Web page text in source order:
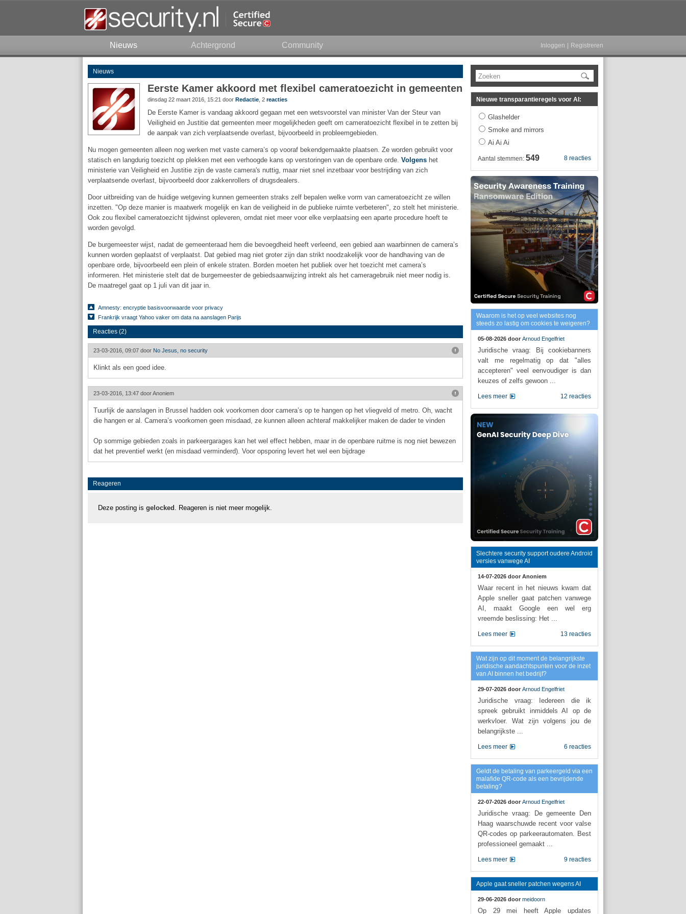
Nieuws Achtergrond Community Inloggen Registreren
Nieuws
Eerste Kamer akkoord met flexibel cameratoezicht in gemeenten
dinsdag 22 maart 2016, 15:21 door Redactie , 2 reacties
De Eerste Kamer is vandaag akkoord gegaan met een wetsvoorstel van minister Van der Steur van
Veiligheid en Justitie dat gemeenten meer mogelijkheden geeft om cameratoezicht flexibel in te zetten bij
de aanpak van zich verplaatsende overlast, bijvoorbeeld in probleemgebieden.
Nu mogen gemeenten alleen nog werken met vaste camera’s op vooraf bekendgemaakte plaatsen. Ze worden gebruikt voor
statisch en langdurig toezicht op plekken met een verhoogde kans op verstoringen van de openbare orde. Volgens het
ministerie van Veiligheid en Justitie zijn de vaste camera's nuttig, maar niet snel inzetbaar voor bestrijding van zich
verplaatsende overlast, bijvoorbeeld door zakkenrollers of drugsdealers.
Door uitbreiding van de huidige wetgeving kunnen gemeenten straks zelf bepalen welke vorm van cameratoezicht ze willen
inzetten. "Op deze manier is maatwerk mogelijk en kan de veiligheid in de publieke ruimte verbeteren", zo stelt het ministerie.
Ook zou flexibel cameratoezicht tijdwinst opleveren, omdat niet meer voor elke verplaatsing een aparte procedure hoeft te
worden gevolgd.
De burgemeester wijst, nadat de gemeenteraad hem die bevoegdheid heeft verleend, een gebied aan waarbinnen de camera’s
kunnen worden geplaatst of verplaatst. Dat gebied mag niet groter zijn dan strikt noodzakelijk voor de handhaving van de
openbare orde, bijvoorbeeld een plein of enkele straten. Borden moeten het publiek over het toezicht met camera’s
informeren. Het ministerie stelt dat de burgemeester de gebiedsaanwijzing intrekt als het cameragebruik niet meer nodig is.
De maatregel gaat op 1 juli van dit jaar in.
Amnesty: encryptie basisvoorwaarde voor privacy
Frankrijk vraagt Yahoo vaker om data na aanslagen Parijs
Reacties (2)
23-03-2016, 09:07 door No Jesus, no security
Klinkt als een goed idee.
23-03-2016, 13:47 doorAnoniem
Tuurlijk de aanslagen in Brussel hadden ook voorkomen door camera’s op te hangen op het vliegveld of metro. Oh, wacht
die hangen er al. Camera’s voorkomen geen misdaad, ze kunnen alleen achteraf makkelijker maken de dader te vinden
Op sommige gebieden zoals in parkeergarages kan het wel effect hebben, maar in de openbare ruitme is nog niet bewezen
dat het preventief werkt (en misdaad verminderd). Voor opsporing levert het wel een bijdrage
Reageren
Deze posting is gelocked . Reageren is niet meer mogelijk.
Zoeken
Nieuwe transparantieregels voor AI:
Glashelder
Smoke and mirrors
Ai Ai Ai
8 reacties
Aantal stemmen: 549
Waarom is het op veel websites nog
steeds zo lastig om cookies te weigeren?
05-08-2026 door Arnoud Engelfriet
Juridische vraag: Bij cookiebanners
valt me regelmatig op dat "alles
accepteren" veel eenvoudiger is dan
keuzes of zelfs gewoon ...
12 reacties
Lees meer
Slechtere security support oudere Android
versies vanwege AI
14-07-2026 door Anoniem
Waar recent in het nieuws kwam dat
Apple sneller gaat patchen vanwege
AI, maakt Google een wel erg
vreemde beslissing: Het ...
13 reacties
Lees meer
Wat zijn op dit moment de belangrijkste
juridische aandachtspunten voor de inzet
van AI binnen het bedrijf?
29-07-2026 door Arnoud Engelfriet
Juridische vraag: Iedereen die ik
spreek gebruikt inmiddels AI op de
werkvloer. Wat zijn volgens jou de
belangrijkste ...
6 reacties
Lees meer
Geldt de betaling van parkeergeld via een
malafide QR-code als een bevrijdende
betaling?
22-07-2026 door Arnoud Engelfriet
Juridische vraag: De gemeente Den
Haag waarschuwde recent voor valse
QR-codes op parkeerautomaten. Best
professioneel gemaakt ...
9 reacties
Lees meer
Apple gaat sneller patchen wegens AI
29-06-2026 door meidoorn
Op 29 mei heeft Apple updates